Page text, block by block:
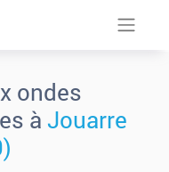
ondes
à Jouarre